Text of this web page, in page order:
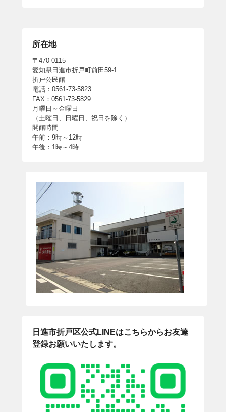
所在地
〒470-0115
愛知県日進市折戸町前田59-1
折戸公民館
電話：0561-73-5823
FAX：0561-73-5829
月曜日～金曜日
（土曜日、日曜日、祝日を除く）
開館時間
午前：9時～12時
午後：1時～4時
日進市折戸区公式LINEはこちらからお友達
登録お願いいたします。